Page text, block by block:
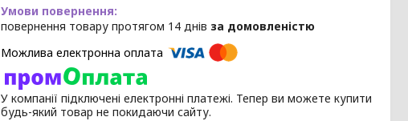
повернення товару протягом 14 днів за домовленістю
У компанії підключені електронні платежі. Тепер ви можете купити
будь-який товар не покидаючи сайту.